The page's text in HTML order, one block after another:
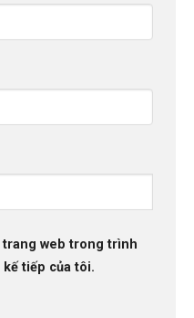
trang web trong trình
tiếp của tôi.